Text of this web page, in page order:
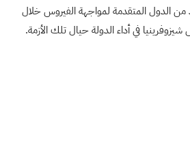
الدول المتقدمة لمواجهة الفيروس خلال
في أداء الدولة حيال تلك الأزمة.